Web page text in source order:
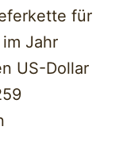
für
Jahr
US-Dollar